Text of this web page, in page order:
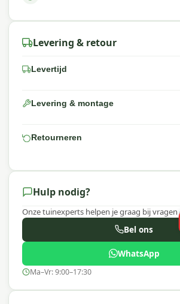
Levering & retour
Levertijd
Levering & montage
Retourneren
Hulp nodig?
Onze tuinexperts helpen je graag bij
Bel ons
WhatsApp
Ma–Vr: 9:00–17:30